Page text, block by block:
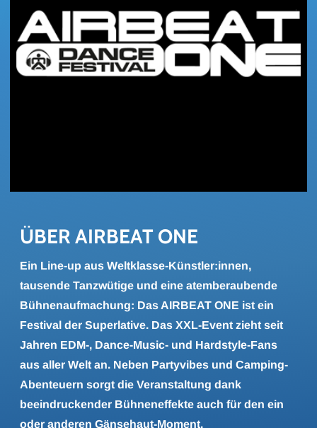
ÜBER AIR­BEAT ONE
Ein Line-up aus Weltklasse-Künstler:innen,
tausende Tanzwütige und eine atemberaubende
Bühnenaufmachung: Das AIRBEAT ONE ist ein
Festival der Superlative. Das XXL-Event zieht seit
Jahren EDM-, Dance-Music- und Hardstyle-Fans
aus aller Welt an. Neben Partyvibes und Camping-
Abenteuern sorgt die Veranstaltung dank
beeindruckender Bühneneffekte auch für den ein
oder anderen Gänsehaut-Moment.